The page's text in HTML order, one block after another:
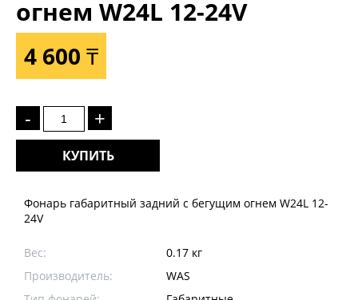
огнем W24L 12-24V
4 600 ₸
- +
КУПИТЬ
Фонарь габаритный задний с бегущим огнем W24L 12-
24V
Вес:
0.17 кг
Производитель:
WAS